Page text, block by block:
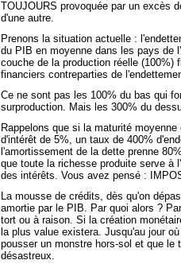
TOUJOURS provoquée par un excès
d'une autre.
Prenons la situation actuelle :
du PIB en moyenne dans les pays de
couche de la production réelle
financiers contreparties de
Ce ne sont pas les 100% du bas qui
surproduction. Mais les 300% du
Rappelons que si la maturité
d'intérêt de 5%, un taux de 400%
l'amortissement de la dette prenne
que toute la richesse produite serve à
des intérêts. Vous avez pensé :
La mousse de crédits, dès qu'on
amortie par le PIB. Par quoi alors ?
tort ou à raison. Si la création
la plus value existera. Jusqu'au jour
pousser un monstre hors-sol et que le
désastreux.